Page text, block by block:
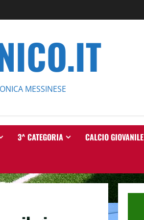
MESSINESE
3^ CATEGORIA CALCIO GIOVANILE